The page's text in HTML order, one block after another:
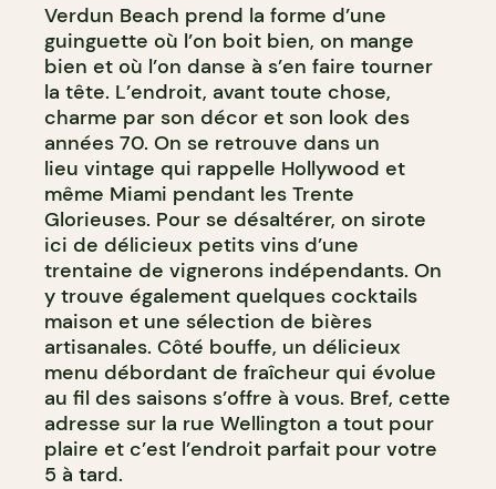
BAR À VIN
Verdun Beach prend la forme d’une
guinguette où l’on boit bien, on mange
bien et où l’on danse à s’en faire tourner
la tête. L’endroit, avant toute chose,
charme par son décor et son look des
années 70. On se retrouve dans un
lieu vintage qui rappelle Hollywood et
même Miami pendant les Trente
Glorieuses. Pour se désaltérer, on sirote
ici de délicieux petits vins d’une
trentaine de vignerons indépendants. On
y trouve également quelques cocktails
maison et une sélection de bières
artisanales. Côté bouffe, un délicieux
menu débordant de fraîcheur qui évolue
au fil des saisons s’offre à vous. Bref, cette
adresse sur la rue Wellington a tout pour
plaire et c’est l’endroit parfait pour votre
5 à tard.